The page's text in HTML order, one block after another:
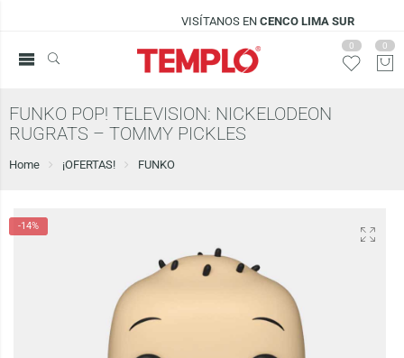
VISÍTANOS ENCENCO LIMA SUR
0 0
FUNKO POP! TELEVISION: NICKELODEON
RUGRATS – TOMMY PICKLES
Home ¡OFERTAS! FUNKO
-14%